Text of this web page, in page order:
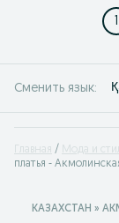
1
Сменить язык:
Главная Мода и
платья -
КАЗАХСТАН »